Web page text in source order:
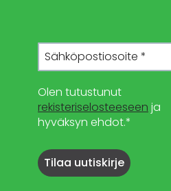
Olen tutustunut
rekisteriselosteeseen ja
hyväksyn ehdot.*